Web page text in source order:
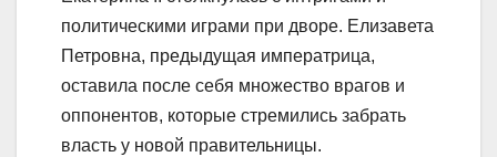
политическими играми при дворе. Елизавета
Петровна, предыдущая императрица,
оставила после себя множество врагов и
оппонентов, которые стремились забрать
власть у новой правительницы.